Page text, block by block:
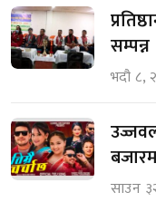
सम्पन्न
भदौ ८,
साउन